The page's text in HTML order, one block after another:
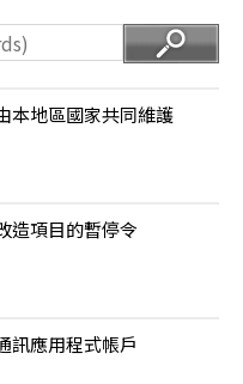
本地區國家共同維護
造項目的暫停令
訊應用程式帳戶